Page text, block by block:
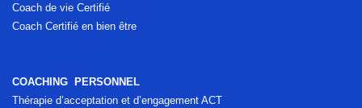
Coach de vie Certifié
Coach Certifié en bien être
COACHING PERSONNEL
Thérapie d’acceptation et d’engagement ACT